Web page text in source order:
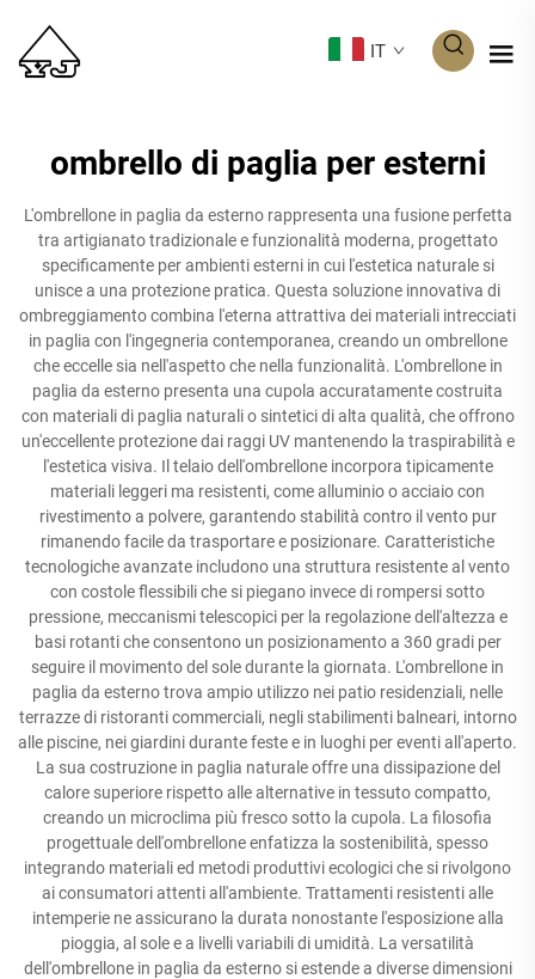
IT
ombrello di paglia per esterni
L'ombrellone in paglia da esterno rappresenta una fusione perfetta
tra artigianato tradizionale e funzionalità moderna, progettato
specificamente per ambienti esterni in cui l'estetica naturale si
unisce a una protezione pratica. Questa soluzione innovativa di
ombreggiamento combina l'eterna attrattiva dei materiali intrecciati
in paglia con l'ingegneria contemporanea, creando un ombrellone
che eccelle sia nell'aspetto che nella funzionalità. L'ombrellone in
paglia da esterno presenta una cupola accuratamente costruita
con materiali di paglia naturali o sintetici di alta qualità, che offrono
un'eccellente protezione dai raggi UV mantenendo la traspirabilità e
l'estetica visiva. Il telaio dell'ombrellone incorpora tipicamente
materiali leggeri ma resistenti, come alluminio o acciaio con
rivestimento a polvere, garantendo stabilità contro il vento pur
rimanendo facile da trasportare e posizionare. Caratteristiche
tecnologiche avanzate includono una struttura resistente al vento
con costole flessibili che si piegano invece di rompersi sotto
pressione, meccanismi telescopici per la regolazione dell'altezza e
basi rotanti che consentono un posizionamento a 360 gradi per
seguire il movimento del sole durante la giornata. L'ombrellone in
paglia da esterno trova ampio utilizzo nei patio residenziali, nelle
terrazze di ristoranti commerciali, negli stabilimenti balneari, intorno
alle piscine, nei giardini durante feste e in luoghi per eventi all'aperto.
La sua costruzione in paglia naturale offre una dissipazione del
calore superiore rispetto alle alternative in tessuto compatto,
creando un microclima più fresco sotto la cupola. La filosofia
progettuale dell'ombrellone enfatizza la sostenibilità, spesso
integrando materiali ed metodi produttivi ecologici che si rivolgono
ai consumatori attenti all'ambiente. Trattamenti resistenti alle
intemperie ne assicurano la durata nonostante l'esposizione alla
pioggia, al sole e a livelli variabili di umidità. La versatilità
dell'ombrellone in paglia da esterno si estende a diverse dimensioni